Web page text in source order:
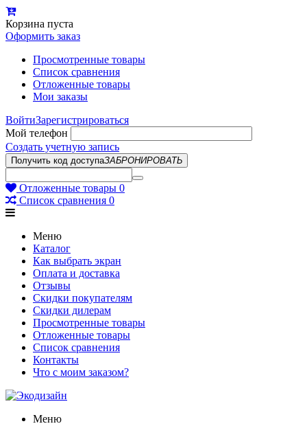
Корзина пуста
Оформить заказ
Просмотренные товары
Список сравнения
Отложенные товары
Мои заказы
ВойтиЗарегистрироваться
Мой телефон
Создать учетную запись
Получить код доступаЗАБРОНИРОВАТЬ
Отложенные товары 0
Список сравнения 0
Меню
Каталог
Как выбрать экран
Оплата и доставка
Отзывы
Скидки покупателям
Скидки дилерам
Просмотренные товары
Отложенные товары
Список сравнения
Контакты
Что с моим заказом?
Меню